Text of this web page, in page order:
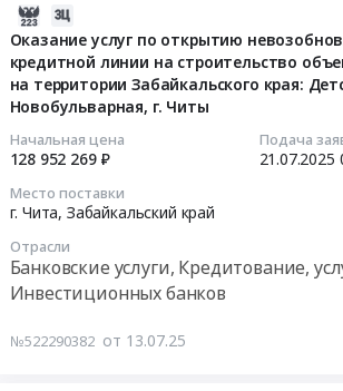
Оказание услуг по открытию
кредитной линии на строительство
на территории Забайкальского края:
Новобульварная, г. Читы
Начальная цена
128 952 269 ₽
Подача
21.07.2025
Место поставки
г. Чита, Забайкальский край
Отрасли
Банковские услуги, Кредитование,
Инвестиционных банков
№522290382 от 13.07.25